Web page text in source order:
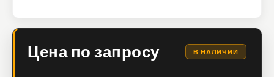
Цена по запросу В НАЛИЧИИ